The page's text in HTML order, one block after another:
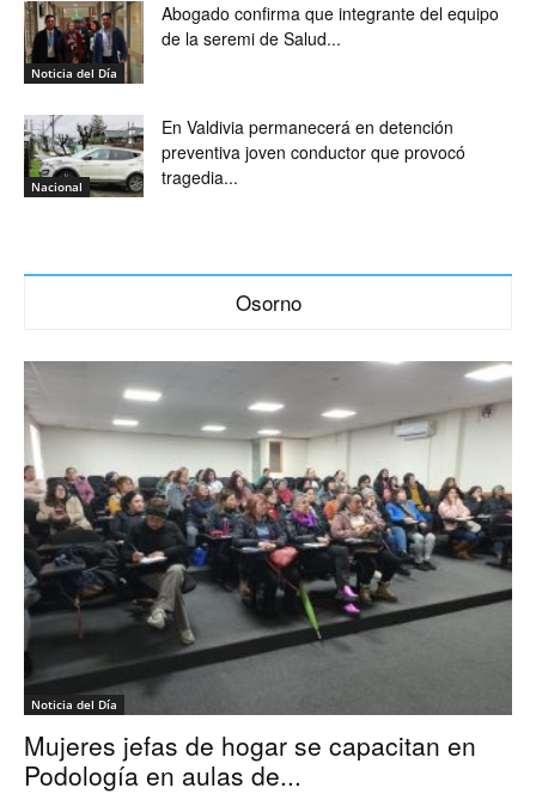
Noticia del Día
Abogado confirma que integrante del equipo
de la seremi de Salud...
Nacional
En Valdivia permanecerá en detención
preventiva joven conductor que provocó
tragedia...
Osorno
Noticia del Día
Mujeres jefas de hogar se capacitan en
Podología en aulas de...